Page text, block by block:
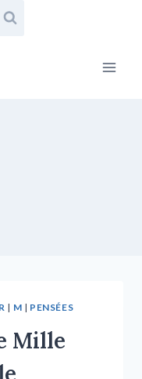
| M | PENSÉES
Mille